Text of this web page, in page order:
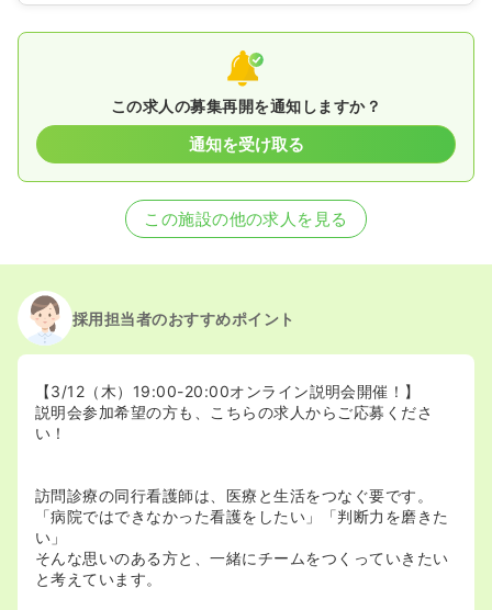
この求人の募集再開を通知しますか？
通知を受け取る
この施設の他の求人を見る
採用担当者のおすすめポイント
【3/12（木）19:00-20:00オンライン説明会開催！】
説明会参加希望の方も、こちらの求人からご応募くださ
い！
訪問診療の同行看護師は、医療と生活をつなぐ要です。
「病院ではできなかった看護をしたい」「判断力を磨きた
い」
そんな思いのある方と、一緒にチームをつくっていきたい
と考えています。